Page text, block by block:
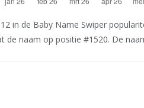
in de Baby Name Swiper
de naam op positie #1520. De